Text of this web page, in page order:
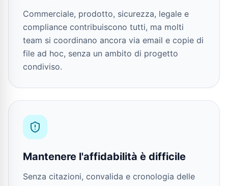
Commerciale, prodotto, sicurezza, legale e
compliance contribuiscono tutti, ma molti
team si coordinano ancora via email e copie di
file ad hoc, senza un ambito di progetto
condiviso.
Mantenere l'affidabilità è difficile
Senza citazioni, convalida e cronologia delle